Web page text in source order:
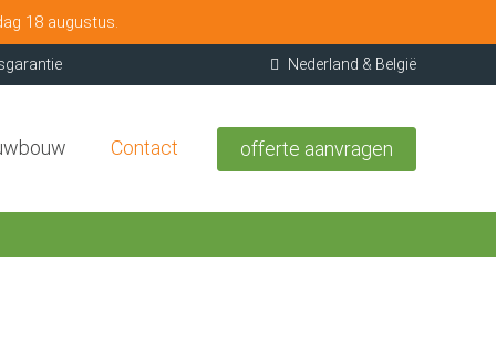
18 augustus.
Nederland & België
Contact offerte aanvragen